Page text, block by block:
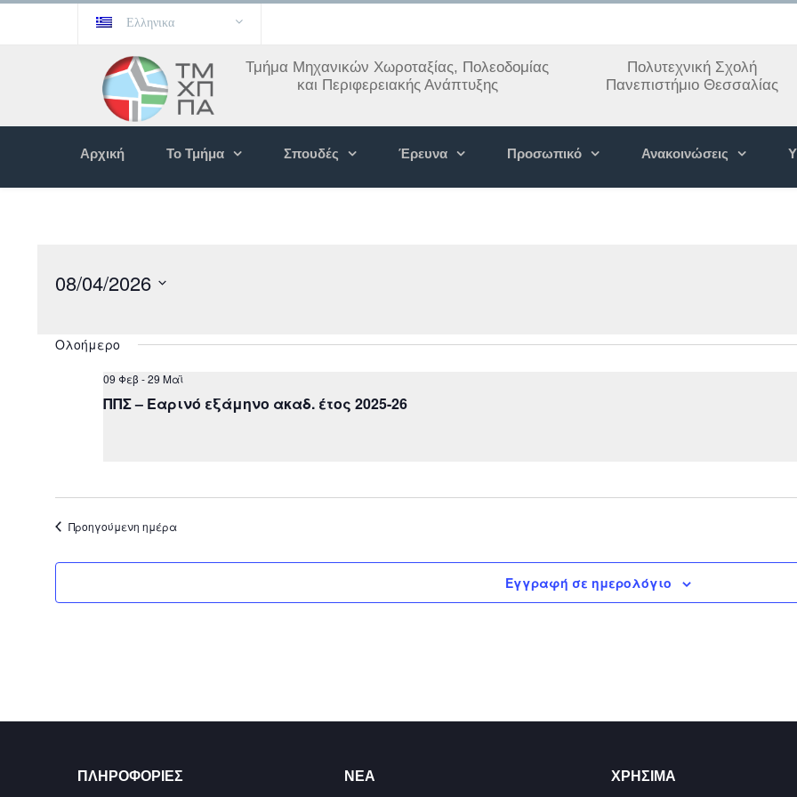
Ελληνικα
Τμήμα Μηχανικών Χωροταξίας, Πολεοδομίας
και Περιφερειακής Ανάπτυξης
Πολυτεχνική Σχολή
Πανεπιστήμιο Θεσσαλίας
Αρχική Το Τμήμα Σπουδές Έρευνα Προσωπικό Ανακοινώσεις
08/04/2026
Ολοήμερο
09 Φεβ -29 Μαϊ
ΠΠΣ – Εαρινό εξάμηνο ακαδ. έτος 2025-26
Προηγούμενη ημέρα
Εγγραφή σε ημερολόγιο
ΠΛΗΡΟΦΟΡΊΕΣ ΝΈΑ ΧΡΉΣΙΜΑ